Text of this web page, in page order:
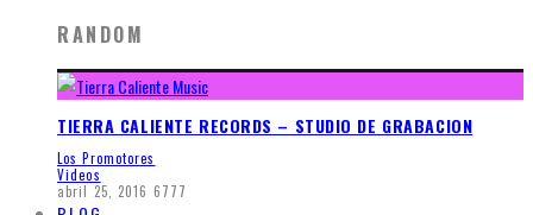
RANDOM
TIERRA CALIENTE RECORDS – STUDIO DE GRABACION
Los Promotores
Videos
abril 25, 2016 6777